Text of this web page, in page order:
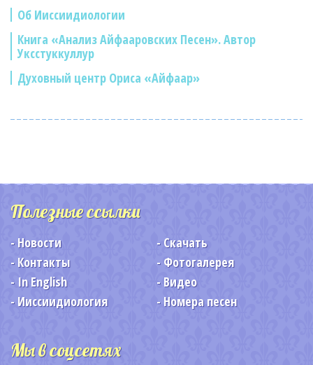
Об Ииссиидиологии
Книга «Анализ Айфааровских Песен». Автор
Уксстуккуллур
Духовный центр Ориса «Айфаар»
Полезные ссылки
Новости
Скачать
Контакты
Фотогалерея
In English
Видео
Ииссиидиология
Номера песен
Мы в соцсетях